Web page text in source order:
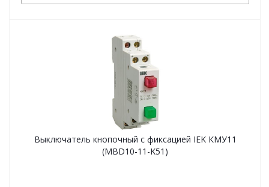
Выключатель кнопочный с фиксацией IEK КМУ11
(MBD10-11-K51)